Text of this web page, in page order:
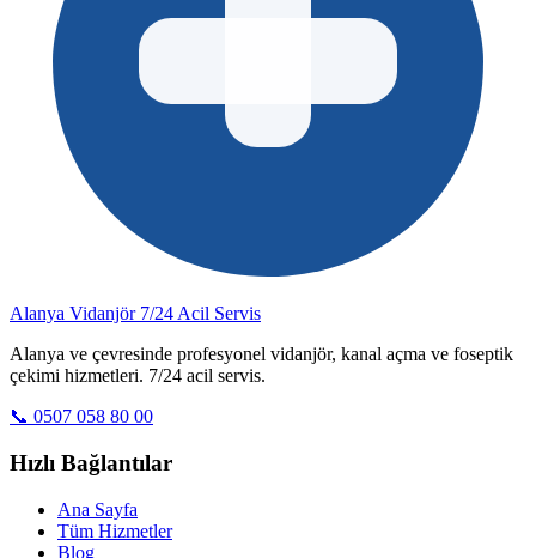
Alanya Vidanjör 7/24 Acil Servis
Alanya ve çevresinde profesyonel vidanjör, kanal açma ve foseptik
çekimi hizmetleri. 7/24 acil servis.
📞 0507 058 80 00
Hızlı Bağlantılar
Ana Sayfa
Tüm Hizmetler
Blog